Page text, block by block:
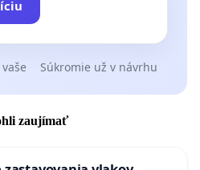
Súkromie už v návrhu
zaujímať